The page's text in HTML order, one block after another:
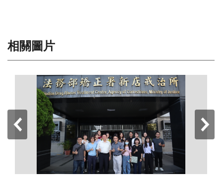
相關圖片